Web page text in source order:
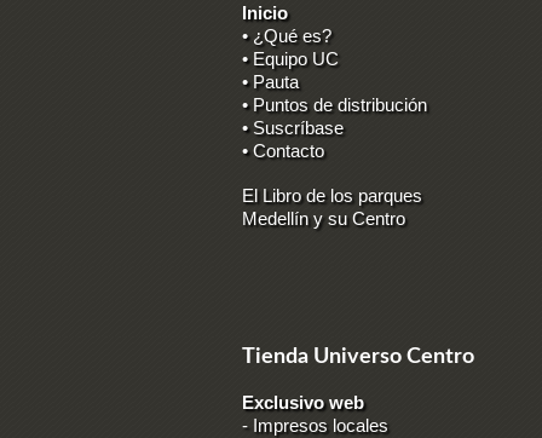
Inicio
• ¿Qué es?
• Equipo UC
• Pauta
• Puntos de distribución
• Suscríbase
• Contacto
El Libro de los parques
Medellín y su Centro
Tienda Universo Centro
Exclusivo web
- Impresos locales